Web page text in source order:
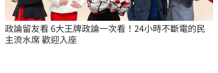
政論留友看 6大王牌政論一次看！24小時不斷電的民
主流水席 歡迎入座